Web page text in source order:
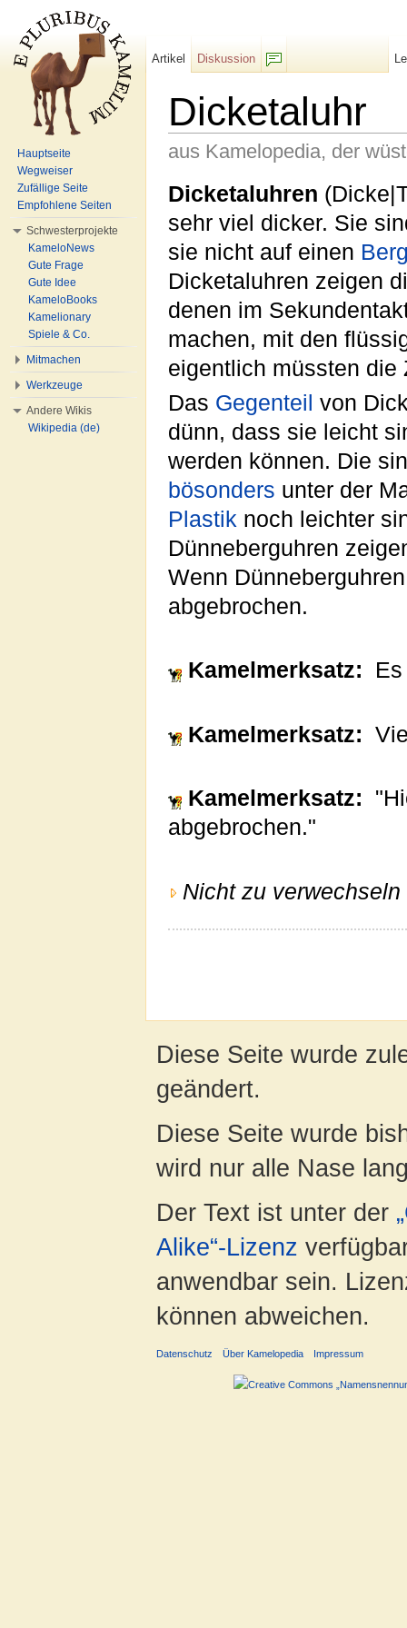
Dicketaluhr
aus Kamelopedia, der
Dicketaluhren
sehr viel dicker. Sie
sie nicht auf einen
Dicketaluhren zeigen
denen im
machen, mit den
eigentlich müssten die
Das Gegenteil von
dünn, dass sie leicht
werden können. Die
bösonders unter der
Plastik noch leichter
Dünneberguhren
Wenn
abgebrochen.
Kamelmerksatz:
Kamelmerksatz:
Kamelmerksatz:
abgebrochen."
Nicht zu verwechseln
Artikel
Diskussion
Hauptseite
Wegweiser
Zufällige Seite
Empfohlene Seiten
Schwesterprojekte
KameloNews
Gute Frage
Gute Idee
KameloBooks
Kamelionary
Spiele & Co.
Mitmachen
Werkzeuge
Andere Wikis
Wikipedia (de)
Diese Seite wurde
geändert.
Diese Seite wurde
wird nur alle Nase
Der Text ist unter der
Alike“-Lizenz
anwendbar sein.
können abweichen.
Datenschutz Über Kamelopedia Impressum